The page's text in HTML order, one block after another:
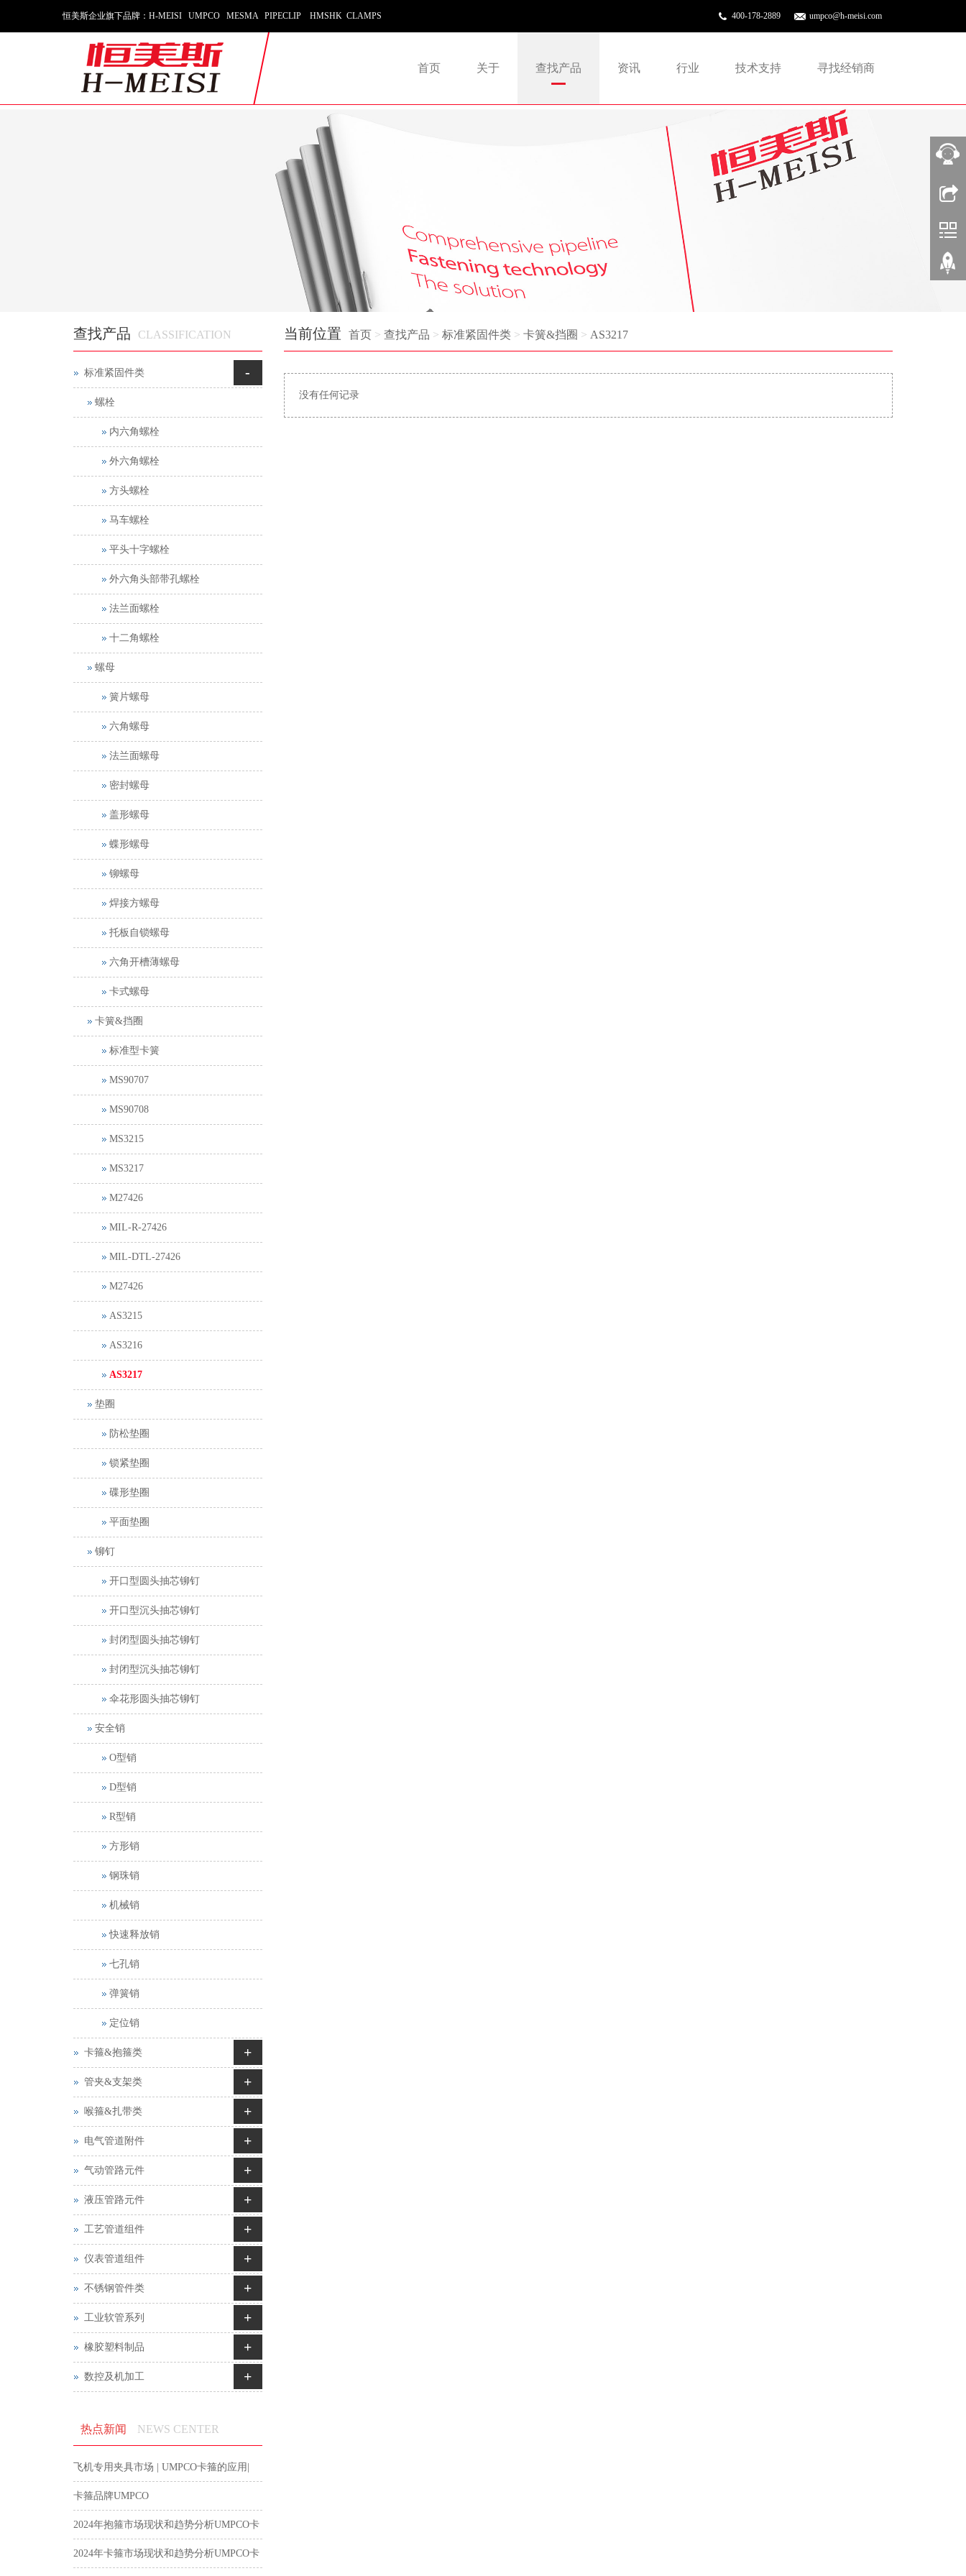
恒美斯企业旗下品牌：H-MEISI UMPCO MESMA PIPECLIP HMSHK CLAMPS 400-178-2889 umpco@h-meisi.com
首页 关于 查找产品 资讯 行业 技术支持 寻找经销商
当前位置 首页> 查找产品 > 标准紧固件类> 卡簧&挡圈 > AS3217
没有任何记录
查找产品 CLASSIFICATION
标准紧固件类 -
螺栓
内六角螺栓
外六角螺栓
方头螺栓
马车螺栓
平头十字螺栓
外六角头部带孔螺栓
法兰面螺栓
十二角螺栓
螺母
簧片螺母
六角螺母
法兰面螺母
密封螺母
盖形螺母
蝶形螺母
铆螺母
焊接方螺母
托板自锁螺母
六角开槽薄螺母
卡式螺母
卡簧&挡圈
标准型卡簧
MS90707
MS90708
MS3215
MS3217
M27426
MIL-R-27426
MIL-DTL-27426
M27426
AS3215
AS3216
AS3217
垫圈
防松垫圈
锁紧垫圈
碟形垫圈
平面垫圈
铆钉
开口型圆头抽芯铆钉
开口型沉头抽芯铆钉
封闭型圆头抽芯铆钉
封闭型沉头抽芯铆钉
伞花形圆头抽芯铆钉
安全销
O型销
D型销
R型销
方形销
钢珠销
机械销
快速释放销
七孔销
弹簧销
定位销
卡箍&抱箍类 +
管夹&支架类 +
喉箍&扎带类 +
电气管道附件 +
气动管路元件 +
液压管路元件 +
工艺管道组件 +
仪表管道组件 +
不锈钢管件类 +
工业软管系列 +
橡胶塑料制品 +
数控及机加工 +
热点新闻 NEWS CENTER
飞机专用夹具市场 | UMPCO卡箍的应用|
航空卡箍
卡箍品牌UMPCO
2024年抱箍市场现状和趋势分析UMPCO卡
箍
2024年卡箍市场现状和趋势分析UMPCO卡